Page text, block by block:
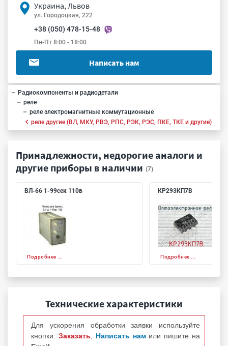
Украина, Львов
ул. Городоцкая, 222
+38 (050) 478-15-48
Пн-Пт 8:00 - 18:00
Написать нам
Радиокомпоненты и радиодетали
реле
реле электромагнитные коммутационные
реле другие (ВЛ, МКУ, РВЭ, РПС, РЭК, РЭС, ПКЕ, ТКЕ и другие)
Принадлежности, недорогие аналоги и
другие приборы в наличии (7)
ВЛ-66 1-99сек 110в
Подробнее ...
КР293КП7В
Подробнее ...
Технические характеристики
Для ускорения обработки заявки используйте
кнопки: Заказать Написать нам или пишите на